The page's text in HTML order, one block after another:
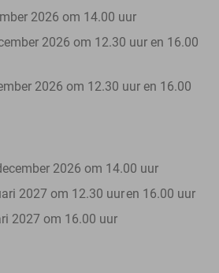
2026 om 14.00 uur
2026 om 12.30 uur en 16.00
2026 om 12.30 uur en 16.00
2026 om 14.00 uur
2027 om 12.30 uuren 16.00 uur
2027 om 16.00 uur